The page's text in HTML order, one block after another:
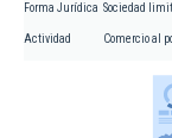
Forma Jurídica Sociedad
Actividad Comercio al